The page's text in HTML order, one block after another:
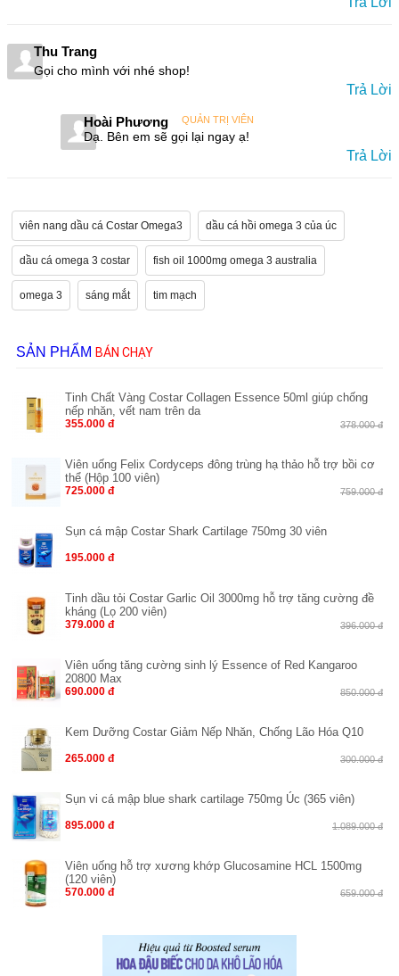
Thu Trang
Gọi cho mình với nhé shop!
Trả Lời
Hoài Phương QUẢN TRỊ VIÊN
Dạ. Bên em sẽ gọi lại ngay ạ!
Trả Lời
viên nang dầu cá Costar Omega3 dầu cá hồi omega 3 của úc
dầu cá omega 3 costar fish oil 1000mg omega 3 australia
omega 3 sáng mắt tim mạch
SẢN PHẨM BÁN CHẠY
Tinh Chất Vàng Costar Collagen Essence 50ml giúp chống
nếp nhăn, vết nam trên da
355.000 đ 378.000 đ
Viên uống Felix Cordyceps đông trùng hạ thảo hỗ trợ bồi cơ
thể (Hộp 100 viên)
725.000 đ 759.000 đ
Sụn cá mập Costar Shark Cartilage 750mg 30 viên
195.000 đ
Tinh dầu tỏi Costar Garlic Oil 3000mg hỗ trợ tăng cường đề
kháng (Lọ 200 viên)
379.000 đ 396.000 đ
Viên uống tăng cường sinh lý Essence of Red Kangaroo
20800 Max
690.000 đ 850.000 đ
Kem Dưỡng Costar Giảm Nếp Nhăn, Chống Lão Hóa Q10
265.000 đ 300.000 đ
Sụn vi cá mập blue shark cartilage 750mg Úc (365 viên)
895.000 đ 1.089.000 đ
Viên uống hỗ trợ xương khớp Glucosamine HCL 1500mg
(120 viên)
570.000 đ 659.000 đ